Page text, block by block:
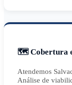
🗺️ Cobertura
Atendemos
Análise de